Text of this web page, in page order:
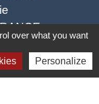
over what you want
Personalize